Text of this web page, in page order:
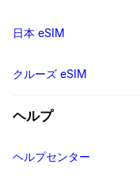
日本 eSIM
クルーズ eSIM
ヘルプ
ヘルプセンター